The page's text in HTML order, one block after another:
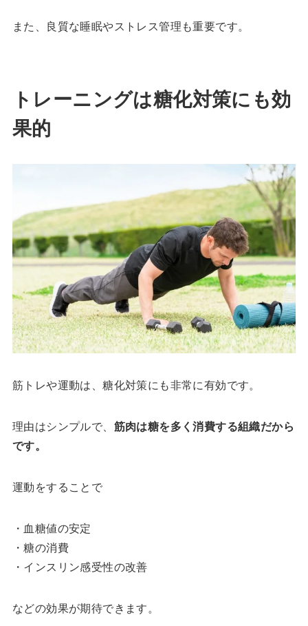
また、良質な睡眠やストレス管理も重要です。
トレーニングは糖化対策にも効
果的
筋トレや運動は、糖化対策にも非常に有効です。
理由はシンプルで、 筋肉は糖を多く消費する組織だから
です。
運動をすることで
・血糖値の安定
・糖の消費
・インスリン感受性の改善
などの効果が期待できます。